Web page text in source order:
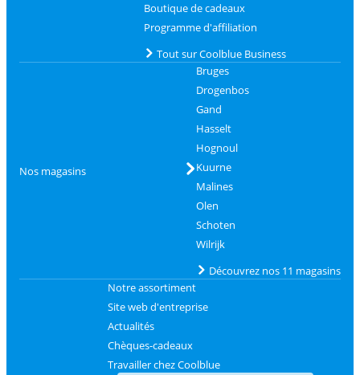
Boutique de cadeaux
Programme d'affiliation
Tout sur Coolblue Business
Nos magasins
Bruges
Drogenbos
Gand
Hasselt
Hognoul
Kuurne
Malines
Olen
Schoten
Wilrijk
Découvrez nos 11 magasins
Notre assortiment
Site web d'entreprise
Actualités
Chèques-cadeaux
Travailler chez Coolblue